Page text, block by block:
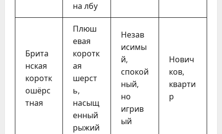
на лбу
Брита
нская
коротк
ошёрс
тная
Плюш
евая
коротк
ая
шерст
ь,
насыщ
енный
рыжий
Незав
исимы
й,
спокой
ный,
но
игрив
ый
Нович
ков,
кварти
р